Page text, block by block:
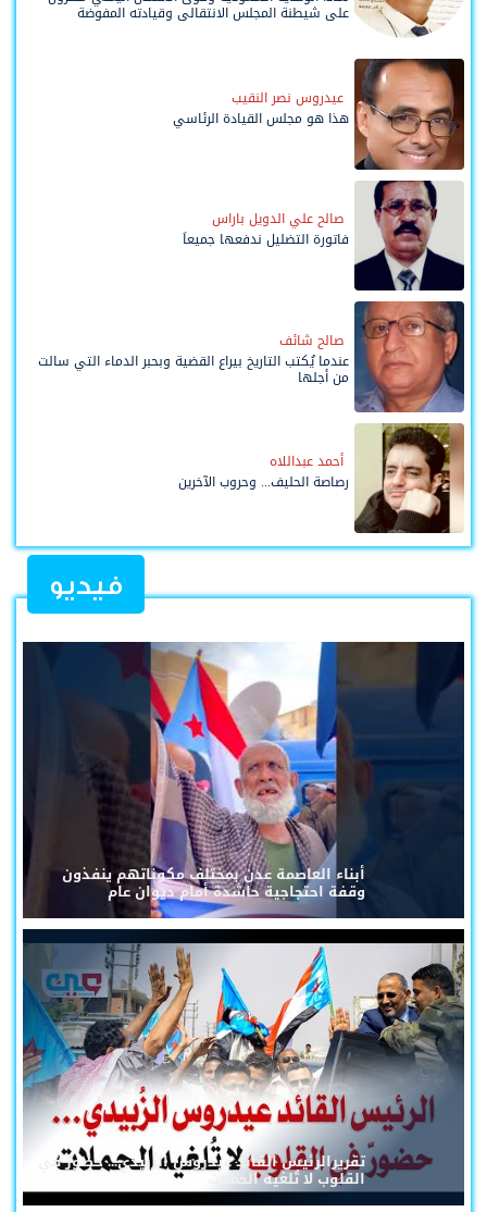
على شيطنة المجلس الانتقالي وقيادته المفوضة
عيدروس نصر النقيب
هذا هو مجلس القيادة الرئاسي
صالح علي الدويل باراس
فاتورة التضليل ندفعها جميعاً
صالح شائف
عندما يُكتب التاريخ بيراع القضية وبحبر الدماء التي سالت
من أجلها
أحمد عبداللاه
رصاصة الحليف... وحروب الآخرين
فيديو
أبناء العاصمة عدن بمختلف مكوناتهم ينفذون
وقفة احتجاجية حاشدة أمام ديوان عام
تقريرالرئيس القائد عيدروس الزُبيدي... حضورٌ في
القلوب لا تُلغيه الحملات